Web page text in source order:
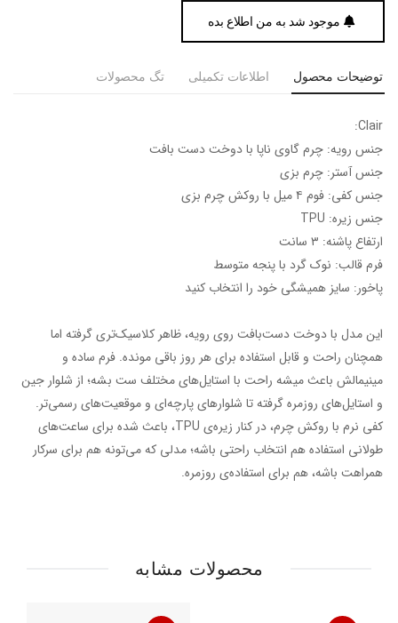
موجود شد به من اطلاع بده
توضیحات محصول اطلاعات تکمیلی تگ محصولات
Clair:
جنس رویه: چرم گاوی ناپا با دوخت دست بافت
جنس آستر: چرم بزی
جنس کفی: فوم ۴ میل با روکش چرم بزی
جنس زیره: TPU
ارتفاع پاشنه: ۳ سانت
فرم قالب: نوک گرد‌ با پنجه متوسط
پاخور: سایز همیشگی خود را انتخاب کنید
این مدل با دوخت دست‌بافت روی رویه، ظاهر کلاسیک‌تری گرفته اما
همچنان راحت و قابل استفاده برای هر روز باقی مونده. فرم ساده و
مینیمالش باعث میشه راحت با استایل‌های مختلف ست بشه؛ از شلوار جین
و استایل‌های روزمره گرفته تا شلوارهای پارچه‌ای و موقعیت‌های رسمی‌تر.
کفی نرم با روکش چرم، در کنار زیره‌ی TPU، باعث شده برای ساعت‌های
طولانی استفاده هم انتخاب راحتی باشه؛ مدلی که می‌تونه هم برای سرکار
همراهت باشه، هم برای استفاده‌ی روزمره.
محصولات مشابه